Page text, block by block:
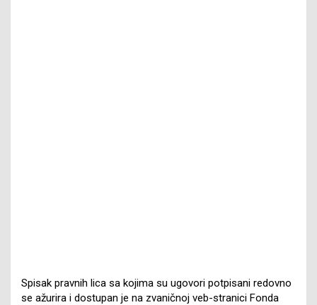
Spisak pravnih lica sa kojima su ugovori potpisani redovno
se ažurira i dostupan je na zvaničnoj veb-stranici Fonda